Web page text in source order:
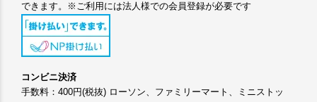
できます。※ご利用には法人様での会員登録が必要です
コンビニ決済
手数料：400円(税抜) ローソン、ファミリーマート、ミニストッ